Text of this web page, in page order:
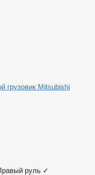
грузовик Mitsubishi
руль ✓